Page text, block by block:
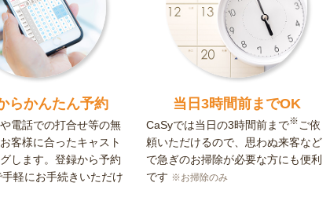
らかんたん予約
電話での打合せ等の無
客様に合ったキャスト
します。登録から予約
手軽にお手続きいただけ
当日3時間前までOK
CaSyでは当日の3時間前まで※ ご依
頼いただけるので、思わぬ来客など
で急ぎのお掃除が必要な方にも便利
です ※お掃除のみ